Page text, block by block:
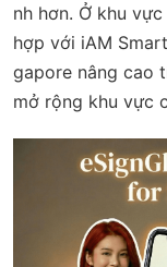
nh hơn. Ở khu
hợp với iAM
gapore nâng cao
mở rộng khu vực